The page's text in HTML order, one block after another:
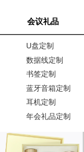
会议礼品
U盘定制
数据线定制
书签定制
蓝牙音箱定制
耳机定制
年会礼品定制